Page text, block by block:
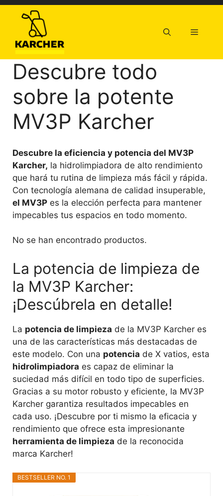
Saltar
contenido
Menú
Descubre todo
sobre la potente
MV3P Karcher
Descubre la eficiencia y potencia del MV3P
Karcher, la hidrolimpiadora de alto rendimiento
que hará tu rutina de limpieza más fácil y rápida.
Con tecnología alemana de calidad insuperable,
el MV3P es la elección perfecta para mantener
impecables tus espacios en todo momento.
No se han encontrado productos.
La potencia de limpieza de
la MV3P Karcher:
¡Descúbrela en detalle!
La potencia de limpieza de la MV3P Karcher es
una de las características más destacadas de
este modelo. Con una potencia de X vatios, esta
hidrolimpiadora es capaz de eliminar la
suciedad más difícil en todo tipo de superficies.
Gracias a su motor robusto y eficiente, la MV3P
Karcher garantiza resultados impecables en
cada uso. ¡Descubre por ti mismo la eficacia y
rendimiento que ofrece esta impresionante
herramienta de limpieza de la reconocida
marca Karcher!
BESTSELLER NO. 1